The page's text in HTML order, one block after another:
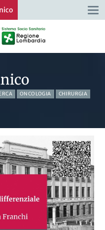
ONCOLOGIA CHIRURGIA